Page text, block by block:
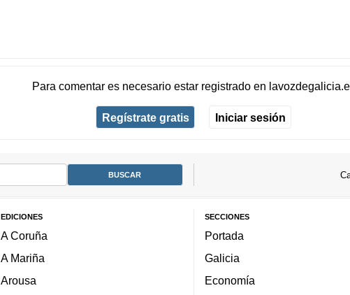
Para comentar es necesario estar registradoen
Regístrate gratis Iniciar sesión
EDICIONES
A Coruña
A Mariña
Arousa
SECCIONES
Portada
Galicia
Economía